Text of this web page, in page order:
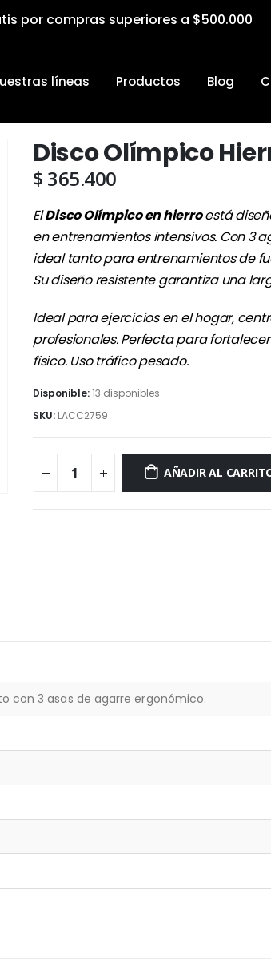
por compras superiores a $500.000
líneas Productos Blog
Disco Olímpico
$ 365.400
ElDisco Olímpico en hierroestá
en entrenamientos intensivos. Con 3
ideal tanto para entrenamientos de
Su diseño resistente garantiza una
Ideal para ejercicios en el hogar,
profesionales. Perfecta para
físico. Uso tráfico pesado.
Disponible:13 disponibles
SKU: LACC2759
AÑADIR AL
con 3 asas de agarre ergonómico.